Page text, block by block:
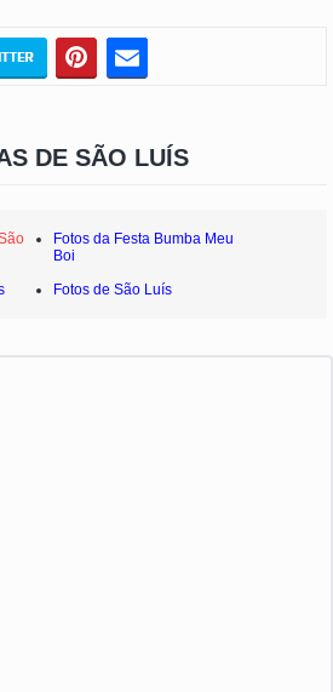
DE SÃO LUÍS
Fotos da Festa Bumba Meu
Boi
Fotos de São Luís